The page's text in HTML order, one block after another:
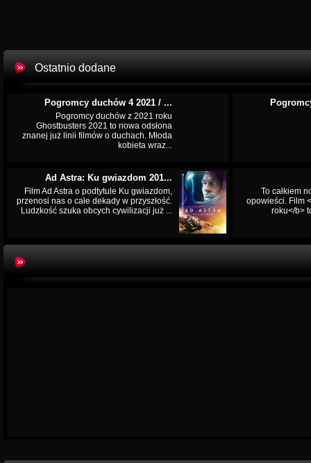
Ostatnio dodane
Pogromcy duchów 4 2021 / ...
Pogromcy duchów z 2021 roku
Ghostbusters 2021 to nowa odsłona
znanej już linii filmów o duchach. Młoda
kobieta wraz...
Ad Astra: Ku gwiazdom 201...
Film Ad Astra o podtytule Ku gwiazdom,
przenosi nas o całe dekady w przyszłość.
Ludzkość szuka obcych cywilizacji już ...
To całkiem
opowieści. Film
roku</b>